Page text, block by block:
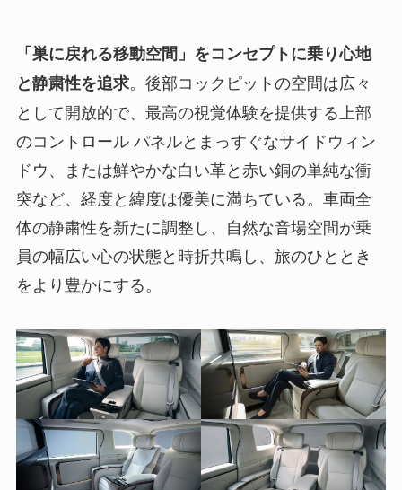
「巣に戻れる移動空間」をコンセプトに乗り心地
と静粛性を追求。後部コックピットの空間は広々
として開放的で、最高の視覚体験を提供する上部
のコントロール パネルとまっすぐなサイドウィン
ドウ、または鮮やかな白い革と赤い銅の単純な衝
突など、経度と緯度は優美に満ちている。車両全
体の静粛性を新たに調整し、自然な音場空間が乗
員の幅広い心の状態と時折共鳴し、旅のひととき
をより豊かにする。